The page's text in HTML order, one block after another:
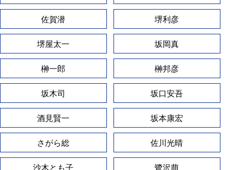
佐賀潜 堺利彦
堺屋太一 坂岡真
榊一郎 榊邦彦
坂木司 坂口安吾
酒見賢一 坂本康宏
さがら総 佐川光晴
沙木とも子 鷺沢萠